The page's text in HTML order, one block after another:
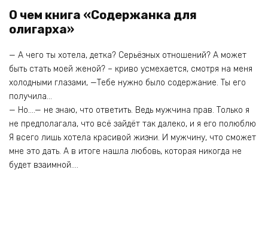
О чем книга «Содержанка для
олигарха»
— А чего ты хотела, детка? Серьёзных отношений? А может
быть стать моей женой? – криво усмехается, смотря на меня
холодными глазами, —Тебе нужно было содержание. Ты его
получила…
— Но….— не знаю, что ответить. Ведь мужчина прав. Только я
не предполагала, что всё зайдёт так далеко, и я его полюблю
Я всего лишь хотела красивой жизни. И мужчину, что сможет
мне это дать. А в итоге нашла любовь, которая никогда не
будет взаимной….